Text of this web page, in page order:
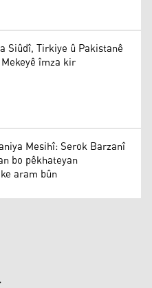
Siûdî, Tirkiye û Pakistanê
îmza kir
Mesihî: Serok Barzanî
bo pêkhateyan
aram bûn